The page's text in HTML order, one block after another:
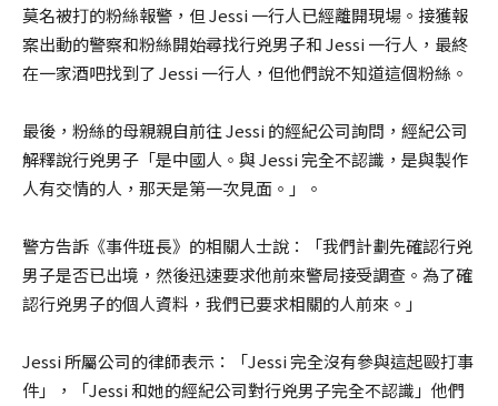
莫名被打的粉絲報警，但 Jessi 一行人已經離開現場。接獲報
案出動的警察和粉絲開始尋找行兇男子和 Jessi 一行人，最終
在一家酒吧找到了 Jessi 一行人，但他們說不知道這個粉絲。
最後，粉絲的母親親自前往 Jessi 的經紀公司詢問，經紀公司
解釋說行兇男子「是中國人。與 Jessi 完全不認識，是與製作
人有交情的人，那天是第一次見面。」。
警方告訴《事件班長》的相關人士說：「我們計劃先確認行兇
男子是否已出境，然後迅速要求他前來警局接受調查。為了確
認行兇男子的個人資料，我們已要求相關的人前來。」
Jessi 所屬公司的律師表示：「Jessi 完全沒有參與這起毆打事
件」，「Jessi 和她的經紀公司對行兇男子完全不認識」他們